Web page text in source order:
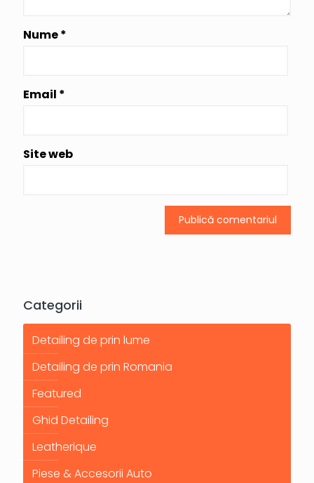
Nume*
Email *
Site web
Categorii
Detailing de prin lume
Detailing de prin Romania
Featured
Ghid Detailing
Leatherique
Piese & Accesorii Auto